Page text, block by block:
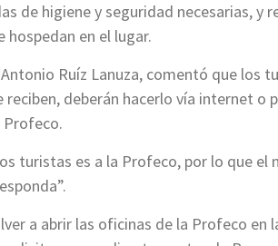
de higiene y seguridad necesarias, y
hospedan en el lugar.
Ruíz Lanuza, comentó que los
deberán hacerlo vía internet o
Profeco.
turistas es a la Profeco, por lo que el
a abrir las oficinas de la Profeco en